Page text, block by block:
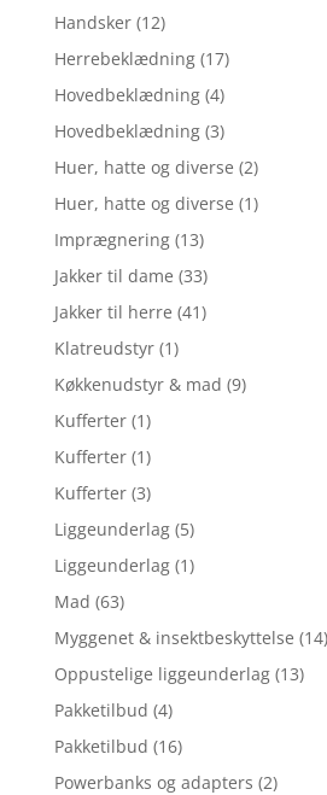
Handsker (12)
Herrebeklædning (17)
Hovedbeklædning (4)
Hovedbeklædning (3)
Huer, hatte og diverse (2)
Huer, hatte og diverse (1)
Imprægnering (13)
Jakker til dame (33)
Jakker til herre (41)
Klatreudstyr (1)
Køkkenudstyr & mad (9)
Kufferter (1)
Kufferter (1)
Kufferter (3)
Liggeunderlag (5)
Liggeunderlag (1)
Mad (63)
Myggenet & insektbeskyttelse (14)
Oppustelige liggeunderlag (13)
Pakketilbud (4)
Pakketilbud (16)
Powerbanks og adapters (2)